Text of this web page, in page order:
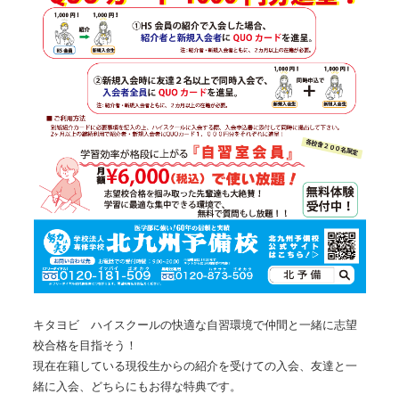
キタヨビ ハイスクールの快適な自習環境で仲間と一緒に志望
校合格を目指そう！
現在在籍している現役生からの紹介を受けての入会、友達と一
緒に入会、どちらにもお得な特典です。